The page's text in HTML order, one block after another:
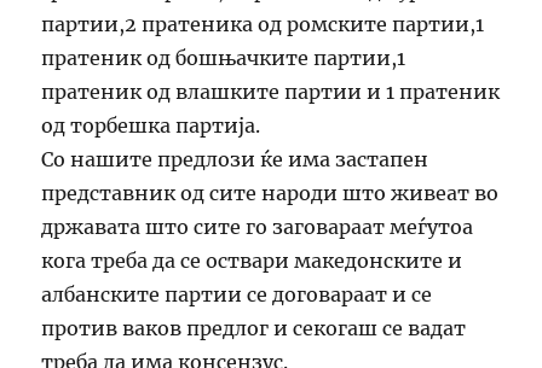
партии,2 пратеника од ромските партии,1
пратеник од бошњачките партии,1
пратеник од влашките партии и 1 пратеник
од торбешка партија.
Со нашите предлози ќе има застапен
представник од сите народи што живеат во
државата што сите го заговараат меѓутоа
кога треба да се оствари македонските и
албанските партии се договараат и се
против ваков предлог и секогаш се вадат
треба да има консензус.